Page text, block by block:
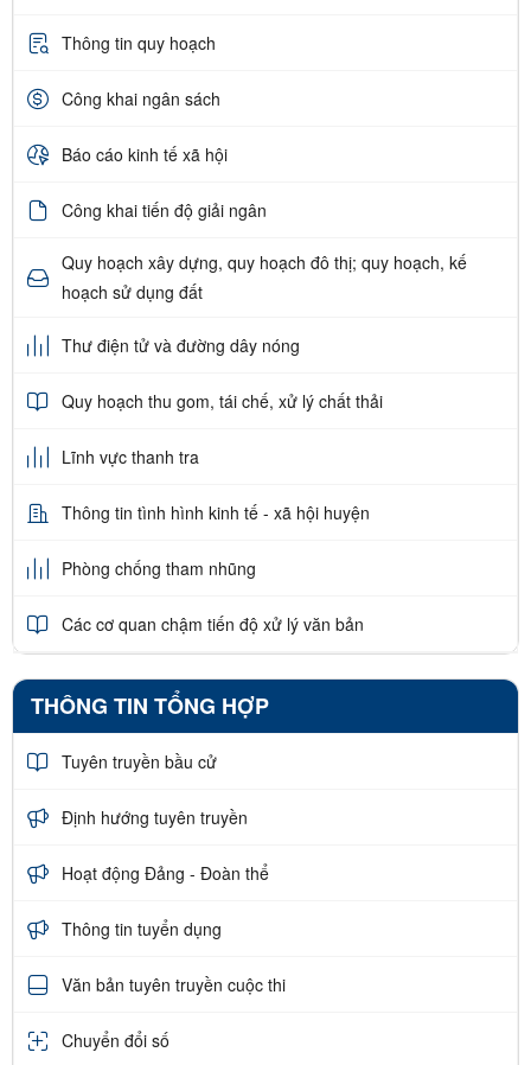
Thông tin quy hoạch
Công khai ngân sách
Báo cáo kinh tế xã hội
Công khai tiến độ giải ngân
Quy hoạch xây dựng, quy hoạch đô thị; quy hoạch, kế
hoạch sử dụng đất
Thư điện tử và đường dây nóng
Quy hoạch thu gom, tái chế, xử lý chất thải
Lĩnh vực thanh tra
Thông tin tình hình kinh tế - xã hội huyện
Phòng chống tham nhũng
Các cơ quan chậm tiến độ xử lý văn bản
THÔNG TIN TỔNG HỢP
Tuyên truyền bầu cử
Định hướng tuyên truyền
Hoạt động Đảng - Đoàn thể
Thông tin tuyển dụng
Văn bản tuyên truyền cuộc thi
Chuyển đổi số